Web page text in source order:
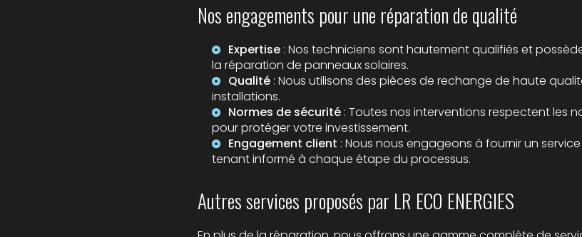
Nos engagements pour une réparation de qualité
Expertise : Nos techniciens sont hautement qualifiés et
la réparation de panneaux solaires.
Qualité : Nous utilisons des pièces de rechange de haute
installations.
Normes de sécurité : Toutes nos interventions respectent les
pour protéger votre investissement.
Engagement client : Nous nous engageons à fournir un
tenant informé à chaque étape du processus.
Autres services proposés par LR ECO ENERGIES